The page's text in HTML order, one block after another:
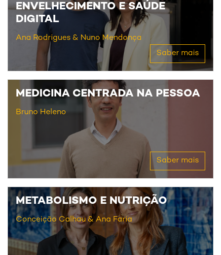
ENVELHECIMENTO E SAÚDE
DIGITAL
Ana Rodrigues
Nuno Mendonça
Saber mais
MEDICINA CENTRADA NA PESSOA
Bruno Heleno
Saber mais
METABOLISMO E NUTRIÇÃO
Conceição Calhau Ana Faria